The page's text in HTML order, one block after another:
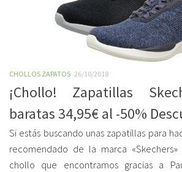
CHOLLOS ZAPATOS 26/10/2018
¡Chollo! Zapatillas
baratas 34,95€ al -50%
Si estás buscando unas zapatillas para
recomendado de la marca
chollo que encontramos gracias a